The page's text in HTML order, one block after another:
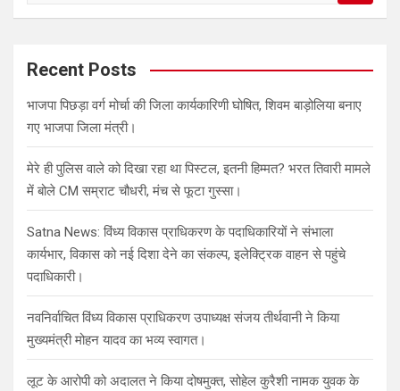
a
c
Recent Posts
भाजपा पिछड़ा वर्ग मोर्चा की जिला कार्यकारिणी घोषित, शिवम बाड़ोलिया बनाए
गए भाजपा जिला मंत्री।
मेरे ही पुलिस वाले को दिखा रहा था पिस्टल, इतनी हिम्मत? भरत तिवारी मामले
में बोले CM सम्राट चौधरी, मंच से फूटा गुस्सा।
Satna News: विंध्य विकास प्राधिकरण के पदाधिकारियों ने संभाला
कार्यभार, विकास को नई दिशा देने का संकल्प, इलेक्ट्रिक वाहन से पहुंचे
पदाधिकारी।
नवनिर्वाचित विंध्य विकास प्राधिकरण उपाध्यक्ष संजय तीर्थवानी ने किया
मुख्यमंत्री मोहन यादव का भव्य स्वागत।
लूट के आरोपी को अदालत ने किया दोषमुक्त, सोहेल कुरैशी नामक युवक के